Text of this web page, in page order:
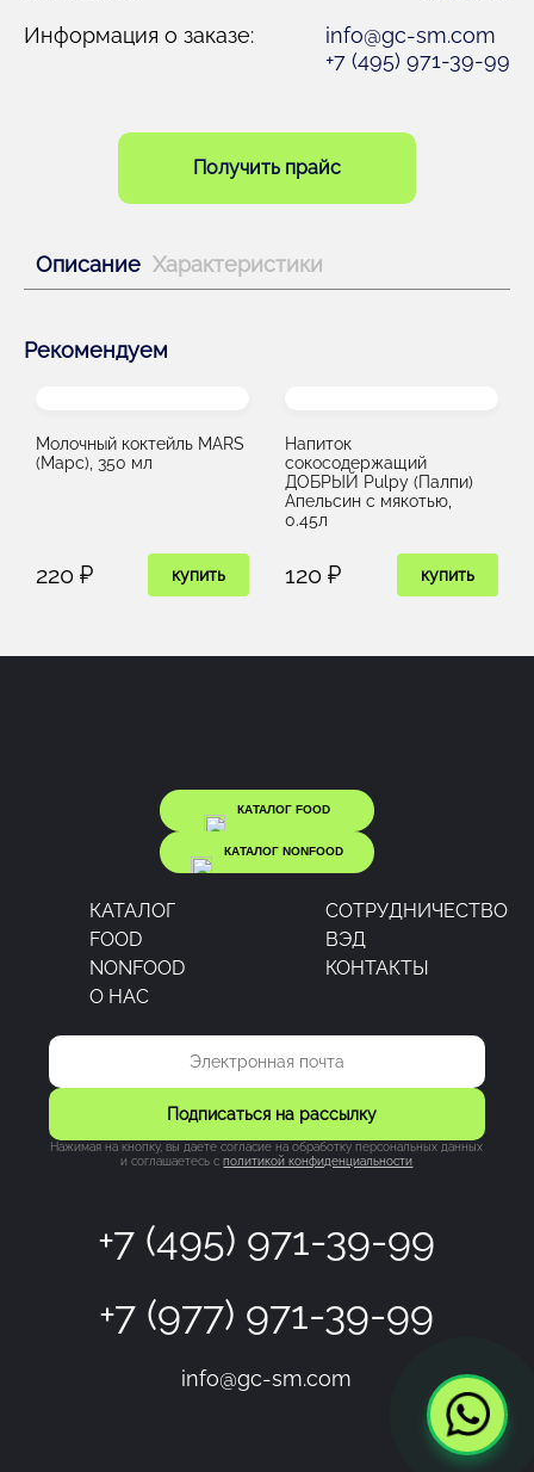
Информация о заказе:
info@gc-sm.com
+7 (495) 971-39-99
Получить прайс
Описание Характеристики
Рекомендуем
Молочный коктейль MARS
(Марс), 350 мл
220 ₽ купить
Напиток
сокосодержащий
ДОБРЫЙ Pulpy (Палпи)
Апельсин с мякотью,
0.45л
120 ₽ купить
КАТАЛОГ FOOD
КАТАЛОГ NONFOOD
КАТАЛОГ
CОТРУДНИЧЕСТВО
FOOD
ВЭД
NONFOOD
КОНТАКТЫ
О НАС
+7 (495) 971-39-99
+7 (977) 971-39-99
info@gc-sm.com
Подписаться на рассылку
Нажимая на кнопку, вы даете согласие на обработку персональных данных
и соглашаетесь cполитикой конфиденциальности